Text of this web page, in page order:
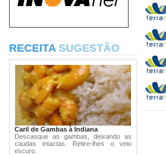
RECEITA SUGESTÃO
Caril de Gambas à Indiana
Descasque as gambas, deixando as
caudas intactas. Retire-lhes o veio
escuro.